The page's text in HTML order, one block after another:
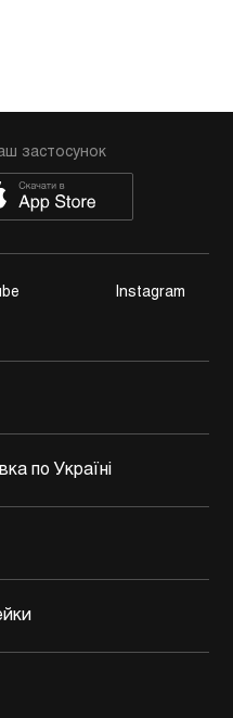
застосунок
Instagram
по Україні